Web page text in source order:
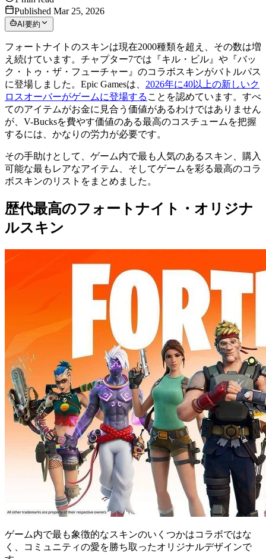
Published Mar 25, 2026
AI要約
フォートナイトのスキンは現在2000種類を超え、その数は増
え続けています。チャプター7では『キル・ビル』や『バッ
ク・トゥ・ザ・フューチャー』のコラボスキンがバトルパス
に登場しました。Epic Gamesは、 2026年に40以上の新しいク
ロスオーバーがゲームに登場する ことを認めています。すべ
てのアイテムがお金に見合う価値があるわけではありません
が、V-Bucksを費やす価値のある最高のコスチュームを把握
するには、かなりの労力が必要です。
その手助けとして、ゲーム内で最も人気のあるスキン、購入
可能な最もレアなアイテム、そしてゲームを彩る最高のコラ
ボスキンのリストをまとめました。
歴代最高のフォートナイト・オリジナ
ルスキン
ゲーム内で最も象徴的なスキンのいくつかはコラボではな
く、コミュニティの愛を勝ち取ったオリジナルデザインで